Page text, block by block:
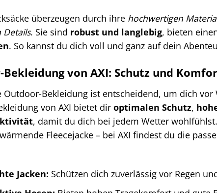
überzeugen durch ihre hochwertigen
Details. Sie sind robust und langlebig, bieten
. So kannst du dich voll und ganz auf dein
von AXI: Schutz und
Outdoor-Bekleidung ist entscheidend, um dich vor
von AXI bietet dir optimalen Schutz,
, damit du dich bei jedem Wetter
Fleecejacke – bei AXI findest du die
Jacken: Schützen dich zuverlässig vor Regen